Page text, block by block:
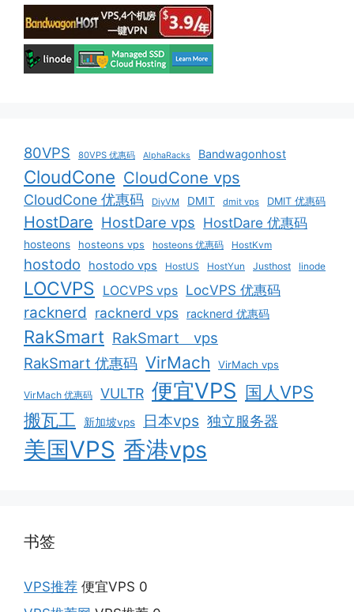
80VPS 80VPS 优惠码 AlphaRacks Bandwagonhost
CloudCone CloudCone vps
CloudCone 优惠码 DiyVM DMIT dmit vps DMIT 优惠码
HostDare HostDare vps HostDare 优惠码
hosteons hosteons vps hosteons 优惠码 HostKvm
hostodo hostodo vps HostUS HostYun Justhost linode
LOCVPS LOCVPS vps LocVPS 优惠码
racknerd racknerd vps racknerd 优惠码
RakSmart RakSmart vps
RakSmart 优惠码 VirMach VirMach vps
VirMach 优惠码 VULTR 便宜VPS 国人VPS
搬瓦工
新加坡vps 日本vps 独立服务器
美国VPS 香港vps
书签
VPS推荐 便宜VPS 0